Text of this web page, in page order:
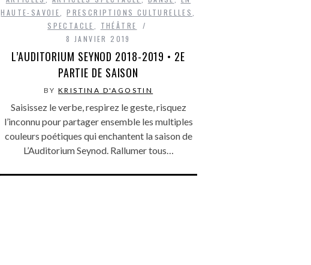
HAUTE-SAVOIE
,PRESCRIPTIONS CULTURELLES
SPECTACLE
THÉÂTRE
8 JANVIER 2019
L’AUDITORIUM SEYNOD 2018-2019 • 2E
PARTIE DE SAISON
BY KRISTINA D'AGOSTIN
Saisissez le verbe, respirez le geste, risquez
l’inconnu pour partager ensemble les multiples
couleurs poétiques qui enchantent la saison de
L’Auditorium Seynod. Rallumer tous…